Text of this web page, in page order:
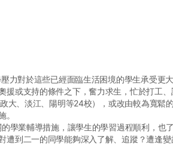
對於這些已經面臨生活困境的學生承受更
或支持的條件之下，奮力求生，忙於打工、
、淡江、陽明等24校），或改由較為寬鬆
。
業輔導措施，讓學生的學習過程順利，也
到二一的同學能夠深入了解、追蹤？遭逢